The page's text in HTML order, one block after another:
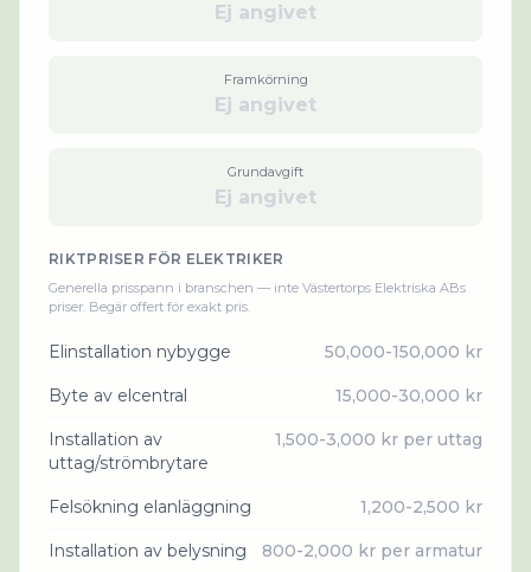
Ej angivet
Framkörning
Ej angivet
Grundavgift
Ej angivet
RIKTPRISER FÖR ELEKTRIKER
Generella prisspann i branschen — inte Västertorps Elektriska ABs
priser. Begär offert för exakt pris.
Elinstallation nybygge 50,000-150,000 kr
Byte av elcentral 15,000-30,000 kr
Installation av
uttag/strömbrytare
1,500-3,000 kr per uttag
Felsökning elanläggning 1,200-2,500 kr
Installation av belysning 800-2,000 kr per armatur